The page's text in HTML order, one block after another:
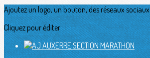
Ajoutez un logo, un bouton, des réseaux sociaux
Cliquez pour éditer